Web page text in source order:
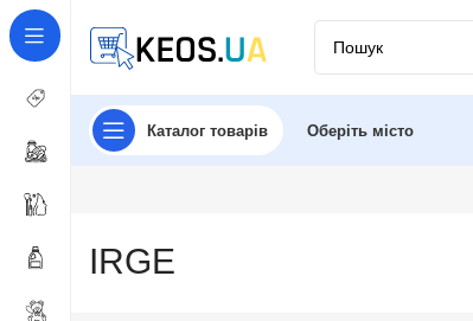
Каталог товарів Оберіть місто
IRGE